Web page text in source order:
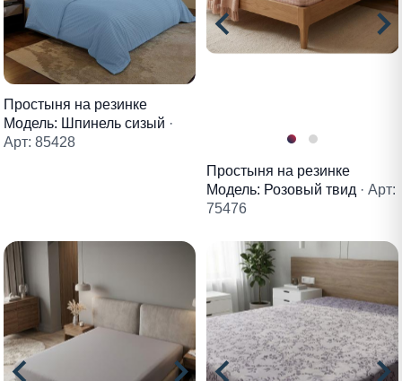
Простыня на резинке
Модель: Шпинель сизый ·
Арт: 85428
Простыня на резинке
Модель: Розовый твид · Арт:
75476